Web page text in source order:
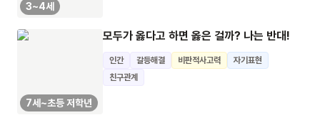
3~4세
7세~초등 저학년
모두가 옳다고 하면 옳은 걸까? 나는 반대!
인간 갈등해결 비판적사고력
자기표현
친구관계